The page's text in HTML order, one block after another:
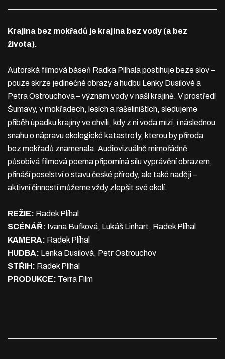
Krajina bez mokřadů je krajina bez vody (a bez
života).
Autorská filmová báseň Radka Plíhala postihuje beze slov –
pouze skrze jedinečné obrazy a hudbu Lenky Dusilové a
Petra Ostrouchova – význam vody v naší krajině. V prostředí
Šumavy, v mokřadech, lesích a rašeliništích, sledujeme
příběh úpadku krajiny ve chvíli, kdy z ní voda mizí, i následnou
snahu o nápravu ekologické katastrofy, kterou by příroda
bez mokřadů znamenala. Audiovizuálně mimořádně
působivá filmová poema připomíná sílu vyprávění obrazem,
přináší poselství o stavu české přírody, ale také naději –⁠⁠⁠⁠⁠⁠
aktivní činností můžeme vždy zlepšit své okolí.
REŽIE: Radek Plíhal
SCÉNÁŘ: Ivana Bufková, Lukáš Linhart, Radek Plíhal
KAMERA: Radek Plíhal
HUDBA: Lenka Dusilová, Petr Ostrouchov
STŘIH: Radek Plíhal
PRODUKCE: Terra Film